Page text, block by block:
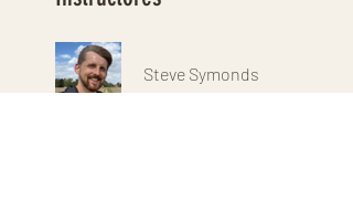
Steve Symonds